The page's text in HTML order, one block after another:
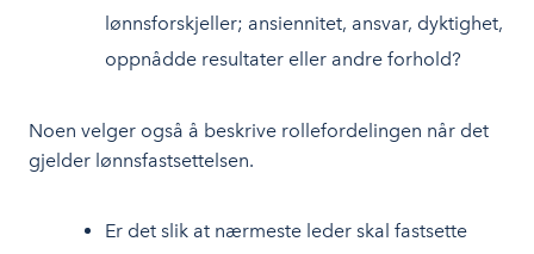
lønnsforskjeller; ansiennitet, ansvar, dyktighet,
oppnådde resultater eller andre forhold?
Noen velger også å beskrive rollefordelingen når det
gjelder lønnsfastsettelsen.
Er det slik at nærmeste leder skal fastsette